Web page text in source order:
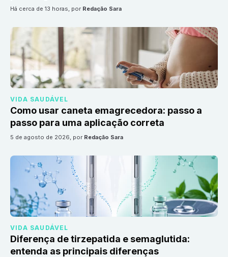
há cerca de 13 horas, por Redação Sara
VIDA SAUDÁVEL
Como usar caneta emagrecedora: passo a
passo para uma aplicação correta
5 de agosto de 2026, por Redação Sara
VIDA SAUDÁVEL
Diferença de tirzepatida e semaglutida:
entenda as principais diferenças